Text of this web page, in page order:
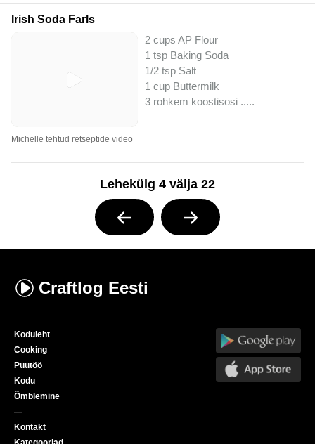
Irish Soda Farls
2 cups AP Flour
1 tsp Baking Soda
1/2 tsp Salt
1 cup Buttermilk
3 rohkem koostisosi .....
Michelle tehtud retseptide video
Lehekülg 4 välja 22
Craftlog Eesti
Koduleht
Cooking
Puutöö
Kodu
Õmblemine
—
Kontakt